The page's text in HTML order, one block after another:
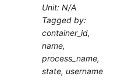
Unit: N/A
Tagged by:
container_id,
name,
process_name,
state, username